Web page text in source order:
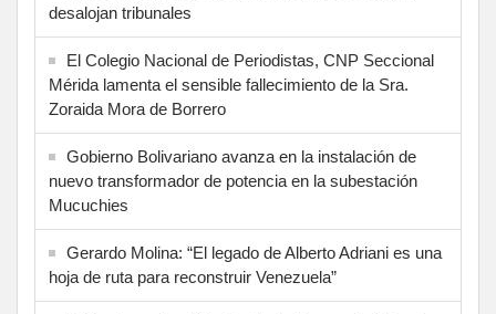
desalojan tribunales
El Colegio Nacional de Periodistas, CNP Seccional
Mérida lamenta el sensible fallecimiento de la Sra.
Zoraida Mora de Borrero
Gobierno Bolivariano avanza en la instalación de
nuevo transformador de potencia en la subestación
Mucuchies
Gerardo Molina: “El legado de Alberto Adriani es una
hoja de ruta para reconstruir Venezuela”